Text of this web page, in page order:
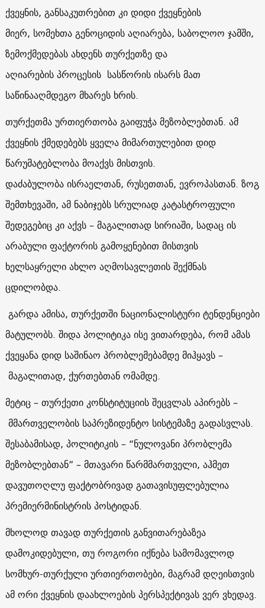
ქვეყნის, განსაკუთრებით კი დიდი ქვეყნების
მიერ, სომეხთა გენოციდის აღიარება, საბოლოო ჯამში,
ზემოქმედებას ახდენს თურქეთზე და
აღიარების პროცესის სასწორის ისარს მათ
საწინააღმდეგო მხარეს ხრის.
თურქეთმა ურთიერთობა გაიფუჭა მეზობლებთან. ამ
ქვეყნის ქმედებებს ყველა მიმართულებით დიდ
წარუმატებლობა მოაქვს მისთვის.
დაძაბულობა ისრაელთან, რუსეთთან, ევროპასთან. ზოგ
შემთხევაში, ამ ნაბიჯებს სრულიად კატასტროფული
შედეგებიც კი აქვს – მაგალითად სირიაში, სადაც ის
არაბული ფაქტორის გამოყენებით მისთვის
ხელსაყრელი ახლო აღმოსავლეთის შექმნას
ცდილობდა.
გარდა ამისა, თურქეთში ნაციონალისტური ტენდენციები
მატულობს. შიდა პოლიტიკა ისე ვითარდება, რომ ამას
ქვეყანა დიდ საშინაო პრობლემებამდე მიჰყავს –
მაგალითად, ქურთებთან ომამდე.
მეტიც – თურქეთი კონსტიტუციის შეცვლას აპირებს –
მმართველობის საპრეზიდენტო სისტემაზე გადასვლას.
შესაბამისად, პოლიტიკის – “ნულოვანი პრობლემა
მეზობლებთან” – მთავარი წარმმართველი, აჰმეთ
დავუთოღლუ ფაქტობრივად გათავისუფლებულია
პრემიერმინისტრის პოსტიდან.
მხოლოდ თავად თურქეთის განვითარებაზეა
დამოკიდებული, თუ როგორი იქნება სამომავლოდ
სომხურ-თურქული ურთიერთობები, მაგრამ დღეისთვის
ამ ორი ქვეყნის დაახლოების პერსპექტივას ვერ ვხედავ.